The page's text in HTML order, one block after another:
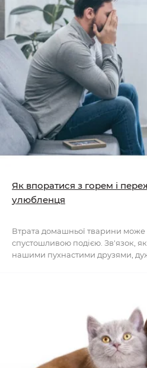
Як впоратися з горем і
улюбленця
Втрата домашньої тварини може
спустошливою подією. Зв'язок,
нашими пухнастими друзями,